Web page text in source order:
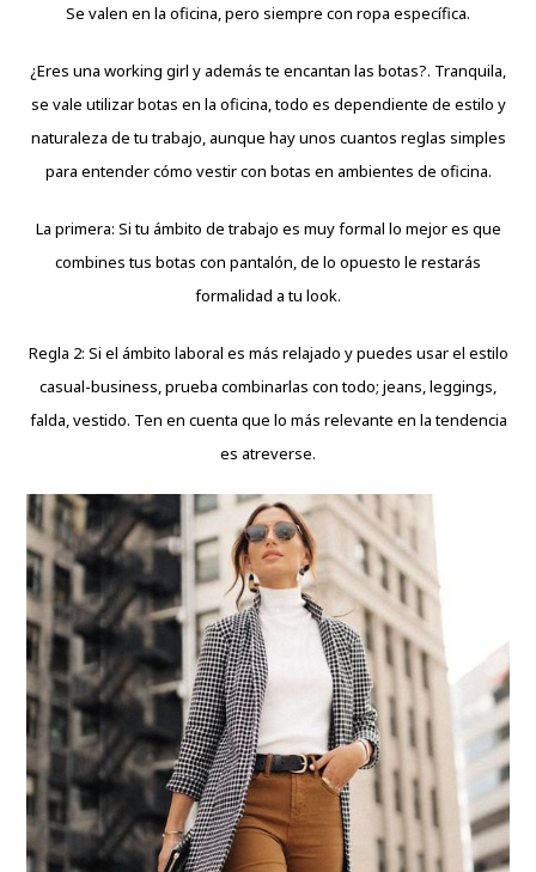
Se valen en la oficina, pero siempre con ropa específica.
¿Eres una working girl y además te encantan las botas?. Tranquila,
se vale utilizar botas en la oficina, todo es dependiente de estilo y
naturaleza de tu trabajo, aunque hay unos cuantos reglas simples
para entender cómo vestir con botas en ambientes de oficina.
La primera: Si tu ámbito de trabajo es muy formal lo mejor es que
combines tus botas con pantalón, de lo opuesto le restarás
formalidad a tu look.
Regla 2: Si el ámbito laboral es más relajado y puedes usar el estilo
casual-business, prueba combinarlas con todo; jeans, leggings,
falda, vestido. Ten en cuenta que lo más relevante en la tendencia
es atreverse.